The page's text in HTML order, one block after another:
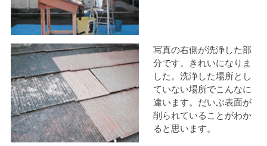
写真の右側が洗浄した部
分です。きれいになりま
した。洗浄した場所とし
ていない場所でこんなに
違います。だいぶ表面が
削られていることがわか
ると思います。